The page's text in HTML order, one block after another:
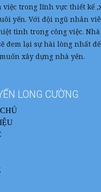
việc trong lĩnh vực thiết kế
yến. Với đội ngũ nhân
tình trong công việc. Nhà
đem lại sự hài lòng nhất
xây dựng nhà yến.
LONG CƯỜNG